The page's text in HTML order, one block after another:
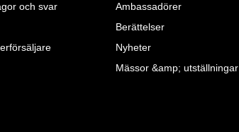
och svar
Ambassadörer
Berättelser
Nyheter
Mässor &amp; utställningar